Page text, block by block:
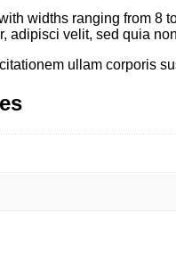
widths ranging from 8
adipisci velit, sed quia
ullam corporis